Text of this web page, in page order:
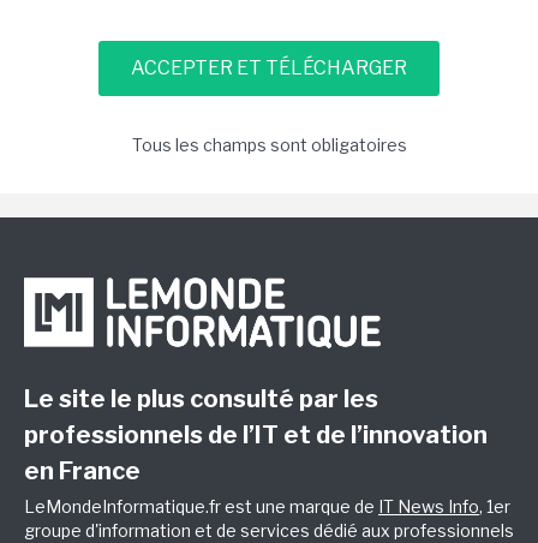
Tous les champs sont obligatoires
Le site le plus consulté par les
professionnels de l’IT et de l’innovation
en France
LeMondeInformatique.fr est une marque de IT News Info, 1er
groupe d'information et de services dédié aux professionnels